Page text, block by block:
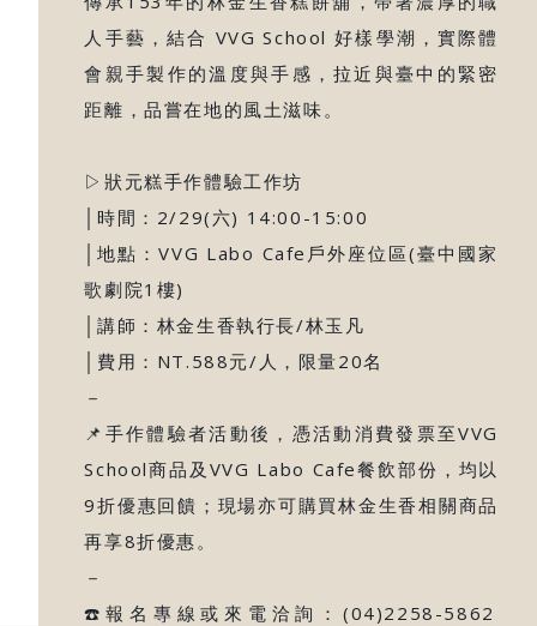
人手藝，結合 VVG School 好樣學潮，實際體
會親手製作的溫度與手感，拉近與臺中的緊密
距離，品嘗在地的風土滋味。
▷狀元糕手作體驗工作坊
│時間：2/29(六) 14:00-15:00
│地點：VVG Labo Cafe戶外座位區(臺中國家
歌劇院1樓)
│講師：林金生香執行長/林玉凡
│費用：NT.588元/人，限量20名
－
📌手作體驗者活動後，憑活動消費發票至VVG
School商品及VVG Labo Cafe餐飲部份，均以
9折優惠回饋；現場亦可購買林金生香相關商品
再享8折優惠。
－
☎️報名專線或來電洽詢：(04)2258-5862